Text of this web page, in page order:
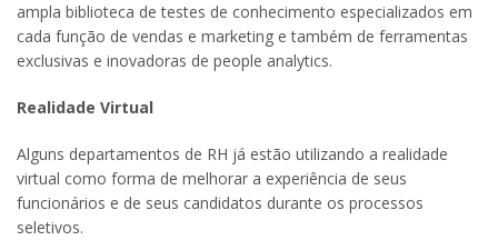
ampla biblioteca de testes de conhecimento especializados em
cada função de vendas e marketing e também de ferramentas
exclusivas e inovadoras de people analytics.
Realidade Virtual
Alguns departamentos de RH já estão utilizando a realidade
virtual como forma de melhorar a experiência de seus
funcionários e de seus candidatos durante os processos
seletivos.